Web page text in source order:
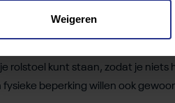
Weigeren
apart hoekje op de dansvloer of
rolstoel kunt staan, zodat je niets
beperking willen ook